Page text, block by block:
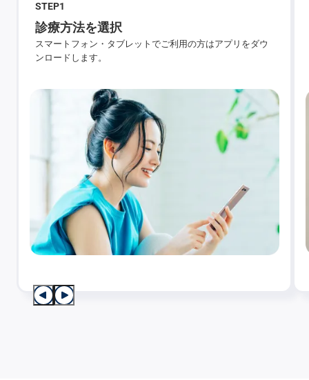
STEP1
診療方法を選択
スマートフォン・タブレットでご利用の方はアプリをダウ
ンロードします。